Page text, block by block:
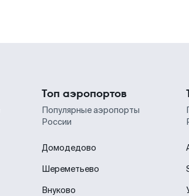
Топ аэропортов
Популярные аэропорты
России
Домодедово
Шереметьево
Внуково